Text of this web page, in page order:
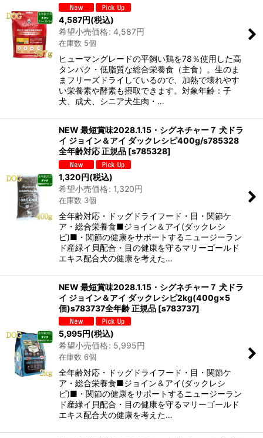
4,587円(税込)
希望小売価格: 4,587円
在庫数 5個
ヒューマングレードの平飼い鶏を78％使用した高
タンパク・低脂質な総合栄養食（主食）。生のま
まフリーズドライしているので、加熱で壊れやす
い栄養素や酵素も摂取できます。対象年齢：子
犬、成犬、シニア犬生肉・…
NEW 最短賞味2028.1.15・シグネチャー７ 犬ドラ
イ ジョイン＆アイ ダックレシピ400g/s785328
全年齢対応 正規品 [s785328]
1,320円(税込)
希望小売価格: 1,320円
在庫数 3個
全年齢対応・ドッグドライフード・目・関節ケ
ア・総合栄養食■ジョイン＆アイ(ダックレシ
ピ)■・関節の健康をサポートするニュージーラン
ド産緑イ貝配合・目の健康を守るマリーゴールド
エキス配合犬の健康を考えた…
NEW 最短賞味2028.1.15・シグネチャー７ 犬ドラ
イ ジョイン＆アイ ダックレシピ2kg(400g×5
個)s783737全年齢 正規品 [s783737]
5,995円(税込)
希望小売価格: 5,995円
在庫数 6個
全年齢対応・ドッグドライフード・目・関節ケ
ア・総合栄養食■ジョイン＆アイ(ダックレシ
ピ)■・関節の健康をサポートするニュージーラン
ド産緑イ貝配合・目の健康を守るマリーゴールド
エキス配合犬の健康を考えた…